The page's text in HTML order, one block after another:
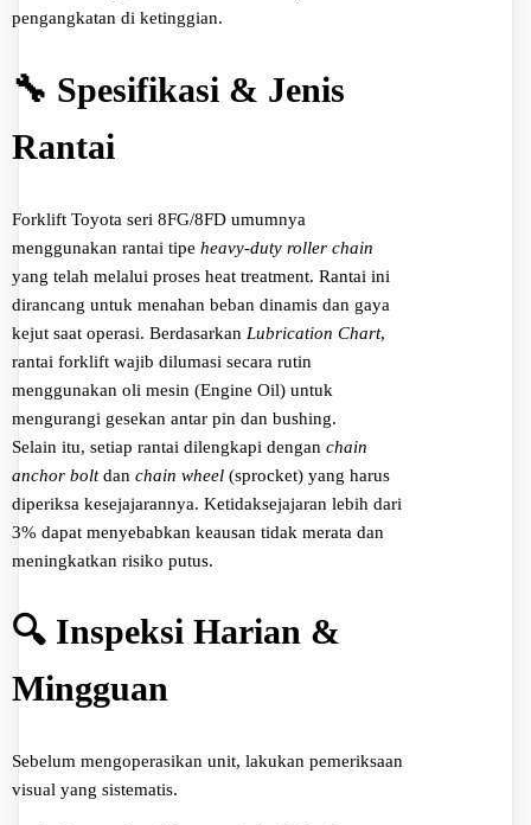
pengangkatan di ketinggian.
🔧 Spesifikasi & Jenis
Rantai
Forklift Toyota seri 8FG/8FD umumnya
menggunakan rantai tipe heavy-duty roller chain
yang telah melalui proses heat treatment. Rantai ini
dirancang untuk menahan beban dinamis dan gaya
kejut saat operasi. Berdasarkan Lubrication Chart,
rantai forklift wajib dilumasi secara rutin
menggunakan oli mesin (Engine Oil) untuk
mengurangi gesekan antar pin dan bushing.
Selain itu, setiap rantai dilengkapi dengan chain
anchor boltdan chain wheel (sprocket) yang harus
diperiksa kesejajarannya. Ketidaksejajaran lebih dari
3% dapat menyebabkan keausan tidak merata dan
meningkatkan risiko putus.
🔍 Inspeksi Harian &
Mingguan
Sebelum mengoperasikan unit, lakukan pemeriksaan
visual yang sistematis.